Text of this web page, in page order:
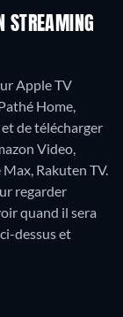
STREAMING
Apple TV
Home,
de télécharger
Video,
Rakuten TV.
regarder
quand il sera
dessus et